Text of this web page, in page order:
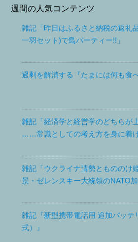
週間の人気コンテンツ
雑記「昨日はふるさと納税の返礼
一羽セット)で鳥パーティー!!」
過剰を解消する『たまには何も食
雑記「経済学と経営学のどちらが
……常識としての考え方を身に着け
雑記「ウクライナ情勢ともののけ
景・ゼレンスキー大統領のNATO
雑記『新型携帯電話用 追加バッテ
式）』